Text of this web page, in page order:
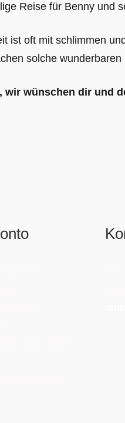
Reise für Benny und
ist oft mit schlimmen
solche
wir wünschen dir und